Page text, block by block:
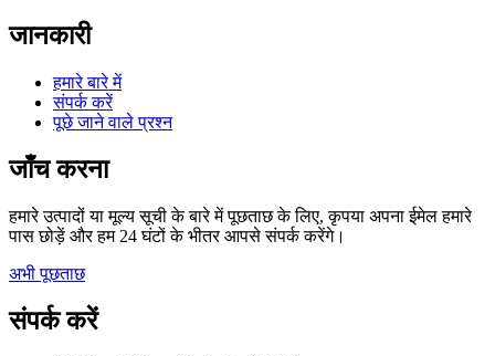
जानकारी
हमारे बारे में
संपर्क करें
पूछे जाने वाले प्रश्न
जाँच करना
हमारे उत्पादों या मूल्य सूची के बारे में पूछताछ के लिए, कृपया अपना ईमेल हमारे
पास छोड़ें और हम 24 घंटों के भीतर आपसे संपर्क करेंगे।
अभी पूछताछ
संपर्क करें